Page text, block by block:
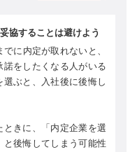
協することは避けよう
に内定が取れないと、
をしたくなる人がいる
ぶと、入社後に後悔し
ときに、「内定企業を選
後悔してしまう可能性